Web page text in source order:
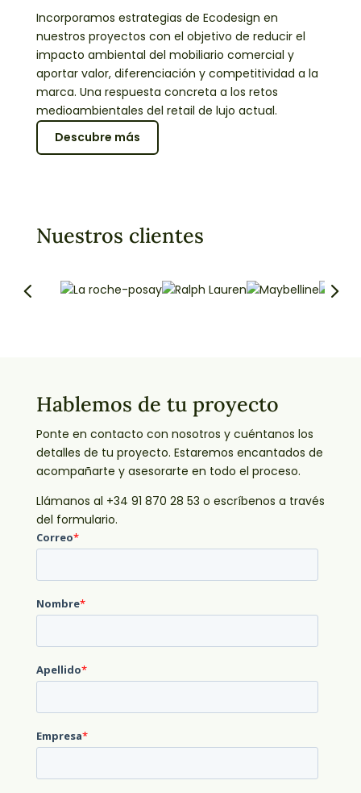
Incorporamos estrategias de Ecodesign en
nuestros proyectos con el objetivo de reducir el
impacto ambiental del mobiliario comercial y
aportar valor, diferenciación y competitividad a la
marca. Una respuesta concreta a los retos
medioambientales del retail de lujo actual.
Descubre más
Nuestros clientes
Hablemos de tu proyecto
Ponte en contacto con nosotros y cuéntanos los
detalles de tu proyecto. Estaremos encantados de
acompañarte y asesorarte en todo el proceso.
Llámanos al +34 91 870 28 53 o escríbenos a través
del formulario.